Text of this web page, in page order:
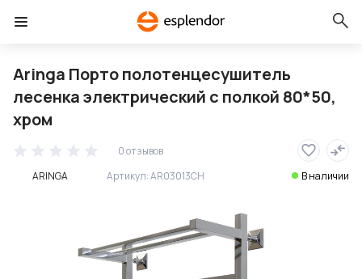
Aringa Порто полотенцесушитель
лесенка электрический с полкой 80*50,
хром
0 отзывов
ARINGA
Артикул:AR03013CH В наличии